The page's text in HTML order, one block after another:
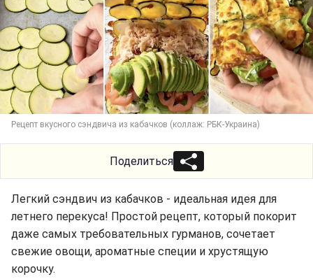
Рецепт вкусного сэндвича из кабачков (коллаж: РБК-Украина)
Поделиться
Легкий сэндвич из кабачков - идеальная идея для
летнего перекуса! Простой рецепт, который покорит
даже самых требовательных гурманов, сочетает
свежие овощи, ароматные специи и хрустящую
корочку.